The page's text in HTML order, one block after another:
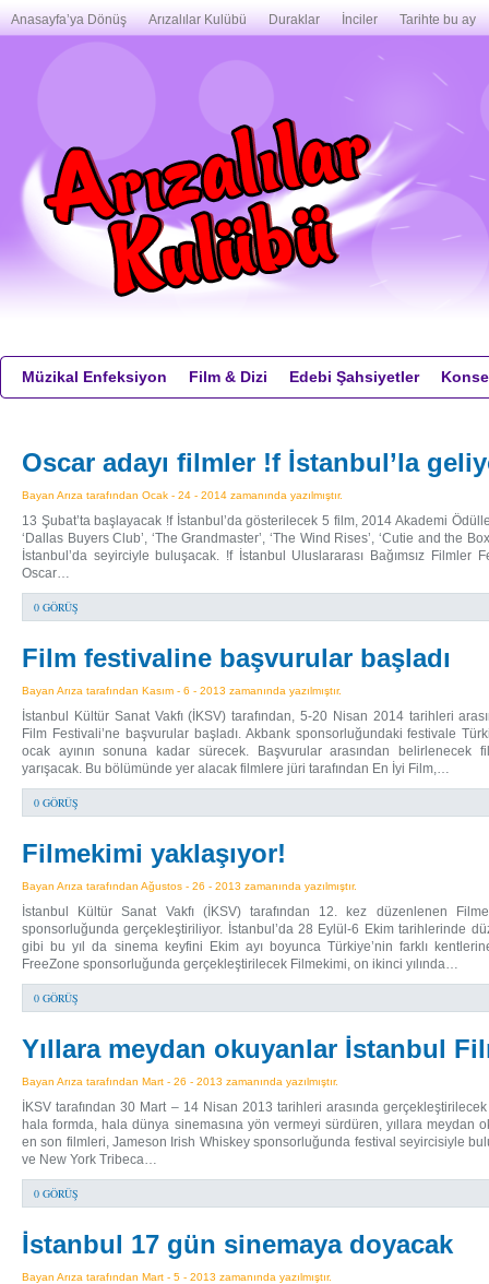
Anasayfa’ya Dönüş Arızalılar Kulübü Duraklar İnciler Tarihte bu ay
Müzikal Enfeksiyon Film & Dizi Edebi Şahsiyetler
Oscar adayı filmler !f İstanbul’la
Bayan Arıza tarafından Ocak - 24 - 2014 zamanında yazılmıştır.
13 Şubat’ta başlayacak !f İstanbul’da gösterilecek 5 film, 2014 Akademi
‘Dallas Buyers Club’, ‘The Grandmaster’, ‘The Wind Rises’, ‘Cutie and the
İstanbul’da seyirciyle buluşacak. !f İstanbul Uluslararası Bağımsız Filmler
Oscar…
0 GÖRÜŞ
Film festivaline başvurular başladı
Bayan Arıza tarafından Kasım - 6 - 2013 zamanında yazılmıştır.
İstanbul Kültür Sanat Vakfı (İKSV) tarafından, 5-20 Nisan 2014 tarihleri
Film Festivali’ne başvurular başladı. Akbank sponsorluğundaki festivale
ocak ayının sonuna kadar sürecek. Başvurular arasından belirlenecek
yarışacak. Bu bölümünde yer alacak filmlere jüri tarafından En İyi Film,…
0 GÖRÜŞ
Filmekimi yaklaşıyor!
Bayan Arıza tarafından Ağustos - 26 - 2013 zamanında yazılmıştır.
İstanbul Kültür Sanat Vakfı (İKSV) tarafından 12. kez düzenlenen
sponsorluğunda gerçekleştiriliyor. İstanbul’da 28 Eylül-6 Ekim tarihlerinde
gibi bu yıl da sinema keyfini Ekim ayı boyunca Türkiye’nin farklı
FreeZone sponsorluğunda gerçekleştirilecek Filmekimi, on ikinci yılında…
0 GÖRÜŞ
Yıllara meydan okuyanlar İstanbul
Bayan Arıza tarafından Mart - 26 - 2013 zamanında yazılmıştır.
İKSV tarafından 30 Mart – 14 Nisan 2013 tarihleri arasında
hala formda, hala dünya sinemasına yön vermeyi sürdüren, yıllara meydan
en son filmleri, Jameson Irish Whiskey sponsorluğunda festival seyircisiyle
ve New York Tribeca…
0 GÖRÜŞ
İstanbul 17 gün sinemaya doyacak
Bayan Arıza tarafından Mart - 5 - 2013 zamanında yazılmıştır.